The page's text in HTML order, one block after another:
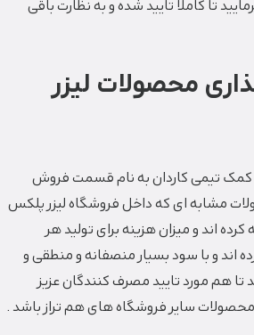
تا کاملا تایید شده و به نظارت باقی
محصولات لیزر
کمک تیمی کاردان به نام قسمت فروش
مشابه ای که داخل فروشگاه لیزر پلکس
کرده اند و میزان هزینه برای تولید هر
اند و با سود بسیار منصفانه و منطقی و
تا هم مورد تایید مصرف کنندگان عزیز
محصولات سایر فروشگاه های هم تراز باشد .